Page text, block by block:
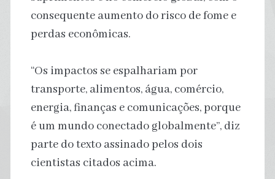
consequente aumento do risco de fome e
perdas econômicas.
“Os impactos se espalhariam por
transporte, alimentos, água, comércio,
energia, finanças e comunicações, porque
é um mundo conectado globalmente”, diz
parte do texto assinado pelos dois
cientistas citados acima.